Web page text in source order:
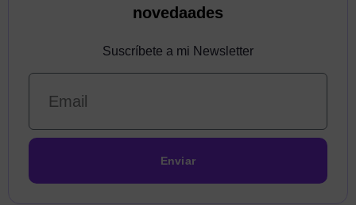
novedaades
Suscríbete a mi Newsletter
Enviar